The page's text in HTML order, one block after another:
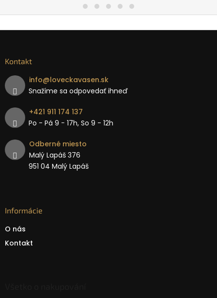
Kontakt
info@loveckavasen.sk
Snažíme sa odpovedať ihneď
+421 911 174 137
Po - Pá 9 − 17h, So 9 - 12h
Odberné miesto
Malý Lapáš 376
951 04 Malý Lapáš
Informácie
O nás
Kontakt